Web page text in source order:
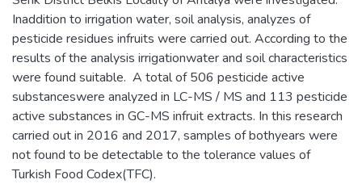
Inaddition to irrigation water, soil analysis, analyzes of
pesticide residues infruits were carried out. According to the
results of the analysis irrigationwater and soil characteristics
were found suitable. A total of 506 pesticide active
substanceswere analyzed in LC-MS / MS and 113 pesticide
active substances in GC-MS infruit extracts. In this research
carried out in 2016 and 2017, samples of bothyears were
not found to be detectable to the tolerance values of
Turkish Food Codex(TFC).